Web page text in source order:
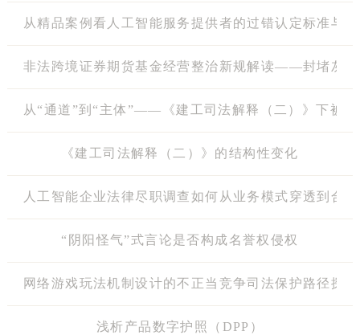
从精品案例看人工智能服务提供者的过错认定标准与
非法跨境证券期货基金经营整治新规解读——封堵灰
从“通道”到“主体”——《建工司法解释（二）》下被
《建工司法解释（二）》的结构性变化
人工智能企业法律尽职调查如何从业务模式穿透到
“阴阳怪气”式言论是否构成名誉权侵权
网络游戏玩法机制设计的不正当竞争司法保护路径探索
浅析产品数字护照（DPP）